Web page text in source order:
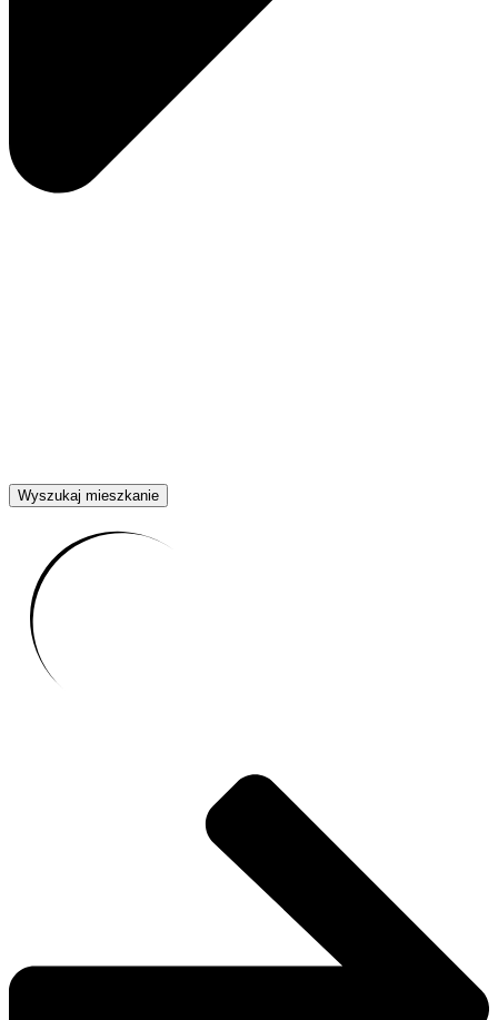
Wyszukaj mieszkanie